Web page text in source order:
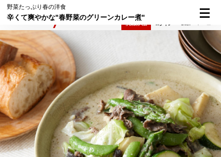
野菜たっぷり春の洋食
辛くて爽やかな"春野菜のグリーンカレー煮"